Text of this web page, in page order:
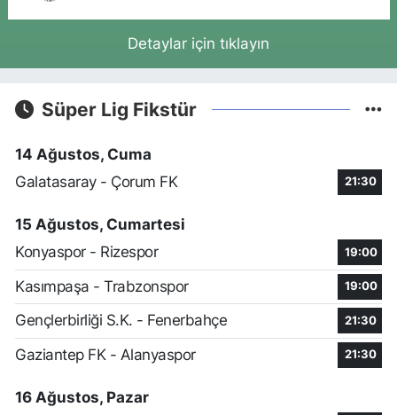
Detaylar için tıklayın
Süper Lig Fikstür
14 Ağustos, Cuma
Galatasaray - Çorum FK
21:30
15 Ağustos, Cumartesi
Konyaspor - Rizespor
19:00
Kasımpaşa - Trabzonspor 19:00
Gençlerbirliği S.K. - Fenerbahçe 21:30
Gaziantep FK - Alanyaspor 21:30
16 Ağustos, Pazar